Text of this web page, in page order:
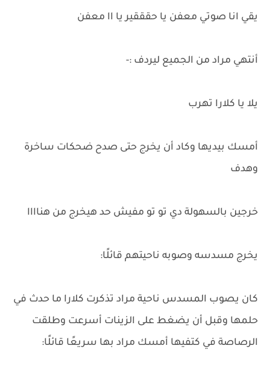
يقي انا صوتي معفن يا حقققير يا اا معفن
أنتهي مراد من الجميع ليردف :-
يلا يا كلارا تهرب
أمسك بيديها وكاد أن يخرج حتى صدح ضحكات ساخرة
وهدف
خرجين بالسهولة دي تو تو مفيش حد هيخرج من هناااا
يخرج مسدسه وصوبه ناحيتهم قائلًا:
كان يصوب المسدس ناحية مراد تذكرت كلارا ما حدث في
حلمها وقبل أن يضغط على الزينات أسرعت وطلقت
الرصاصة في كتفيها أمسك مراد بها سريعًا قائلًا: